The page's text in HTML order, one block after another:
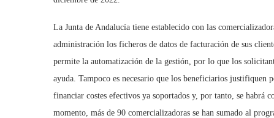
La Junta de Andalucía tiene establecido con las
administración los ficheros de datos de facturación de sus
permite la automatización de la gestión, por lo que los
ayuda. Tampoco es necesario que los beneficiarios justifiquen
financiar costes efectivos ya soportados y, por tanto, se habrá
momento, más de 90 comercializadoras se han sumado al